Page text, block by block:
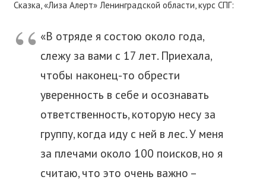
Сказка, «Лиза Алерт» Ленинградской области, курс СПГ:
«В отряде я состою около года,
слежу за вами с 17 лет. Приехала,
чтобы наконец-то обрести
уверенность в себе и осознавать
ответственность, которую несу за
группу, когда иду с ней в лес. У меня
за плечами около 100 поисков, но я
считаю, что это очень важно –